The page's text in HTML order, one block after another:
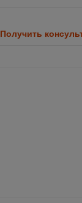
Получить